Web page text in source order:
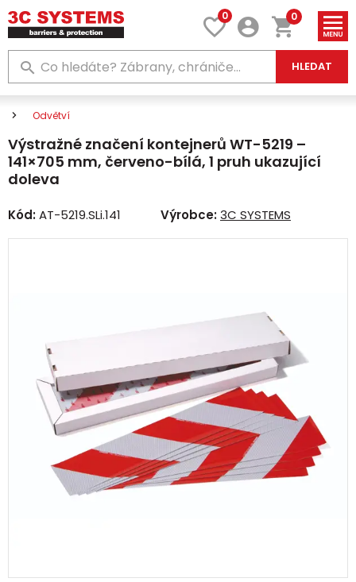
0
HLEDAT
0
Odvětví
Výstražné značení kontejnerů WT-5219 –
141×705 mm, červeno-bílá, 1 pruh ukazující
doleva
Kód:AT-5219.SLi.141 Výrobce:3C SYSTEMS